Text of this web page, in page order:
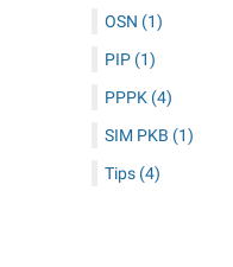
OSN (1)
PIP (1)
PPPK (4)
SIM PKB (1)
Tips (4)